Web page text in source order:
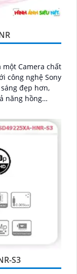
một Camera chất
sáng đẹp hơn,
năng hồng
S3